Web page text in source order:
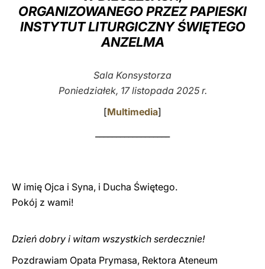
ORGANIZOWANEGO PRZEZ PAPIESKI
INSTYTUT LITURGICZNY ŚWIĘTEGO
ANZELMA
Sala Konsystorza
Poniedziałek, 17 listopada 2025 r.
[Multimedia]
W imię Ojca i Syna, i Ducha Świętego.
Pokój z wami!
Dzień dobry i witam wszystkich serdecznie!
Pozdrawiam Opata Prymasa, Rektora Ateneum